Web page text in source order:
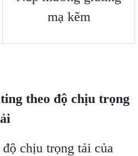
mạ kẽm
theo độ chịu trọng
chịu trọng tải của